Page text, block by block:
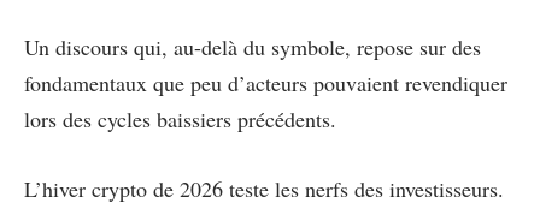
Un discours qui, au-delà du symbole, repose sur des
fondamentaux que peu d’acteurs pouvaient revendiquer
lors des cycles baissiers précédents.
L’hiver crypto de 2026 teste les nerfs des investisseurs.